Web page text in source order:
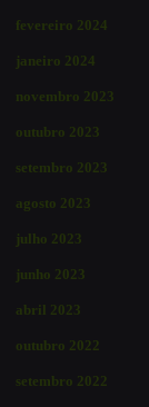
fevereiro 2024
janeiro 2024
novembro 2023
outubro 2023
setembro 2023
agosto 2023
julho 2023
junho 2023
abril 2023
outubro 2022
setembro 2022